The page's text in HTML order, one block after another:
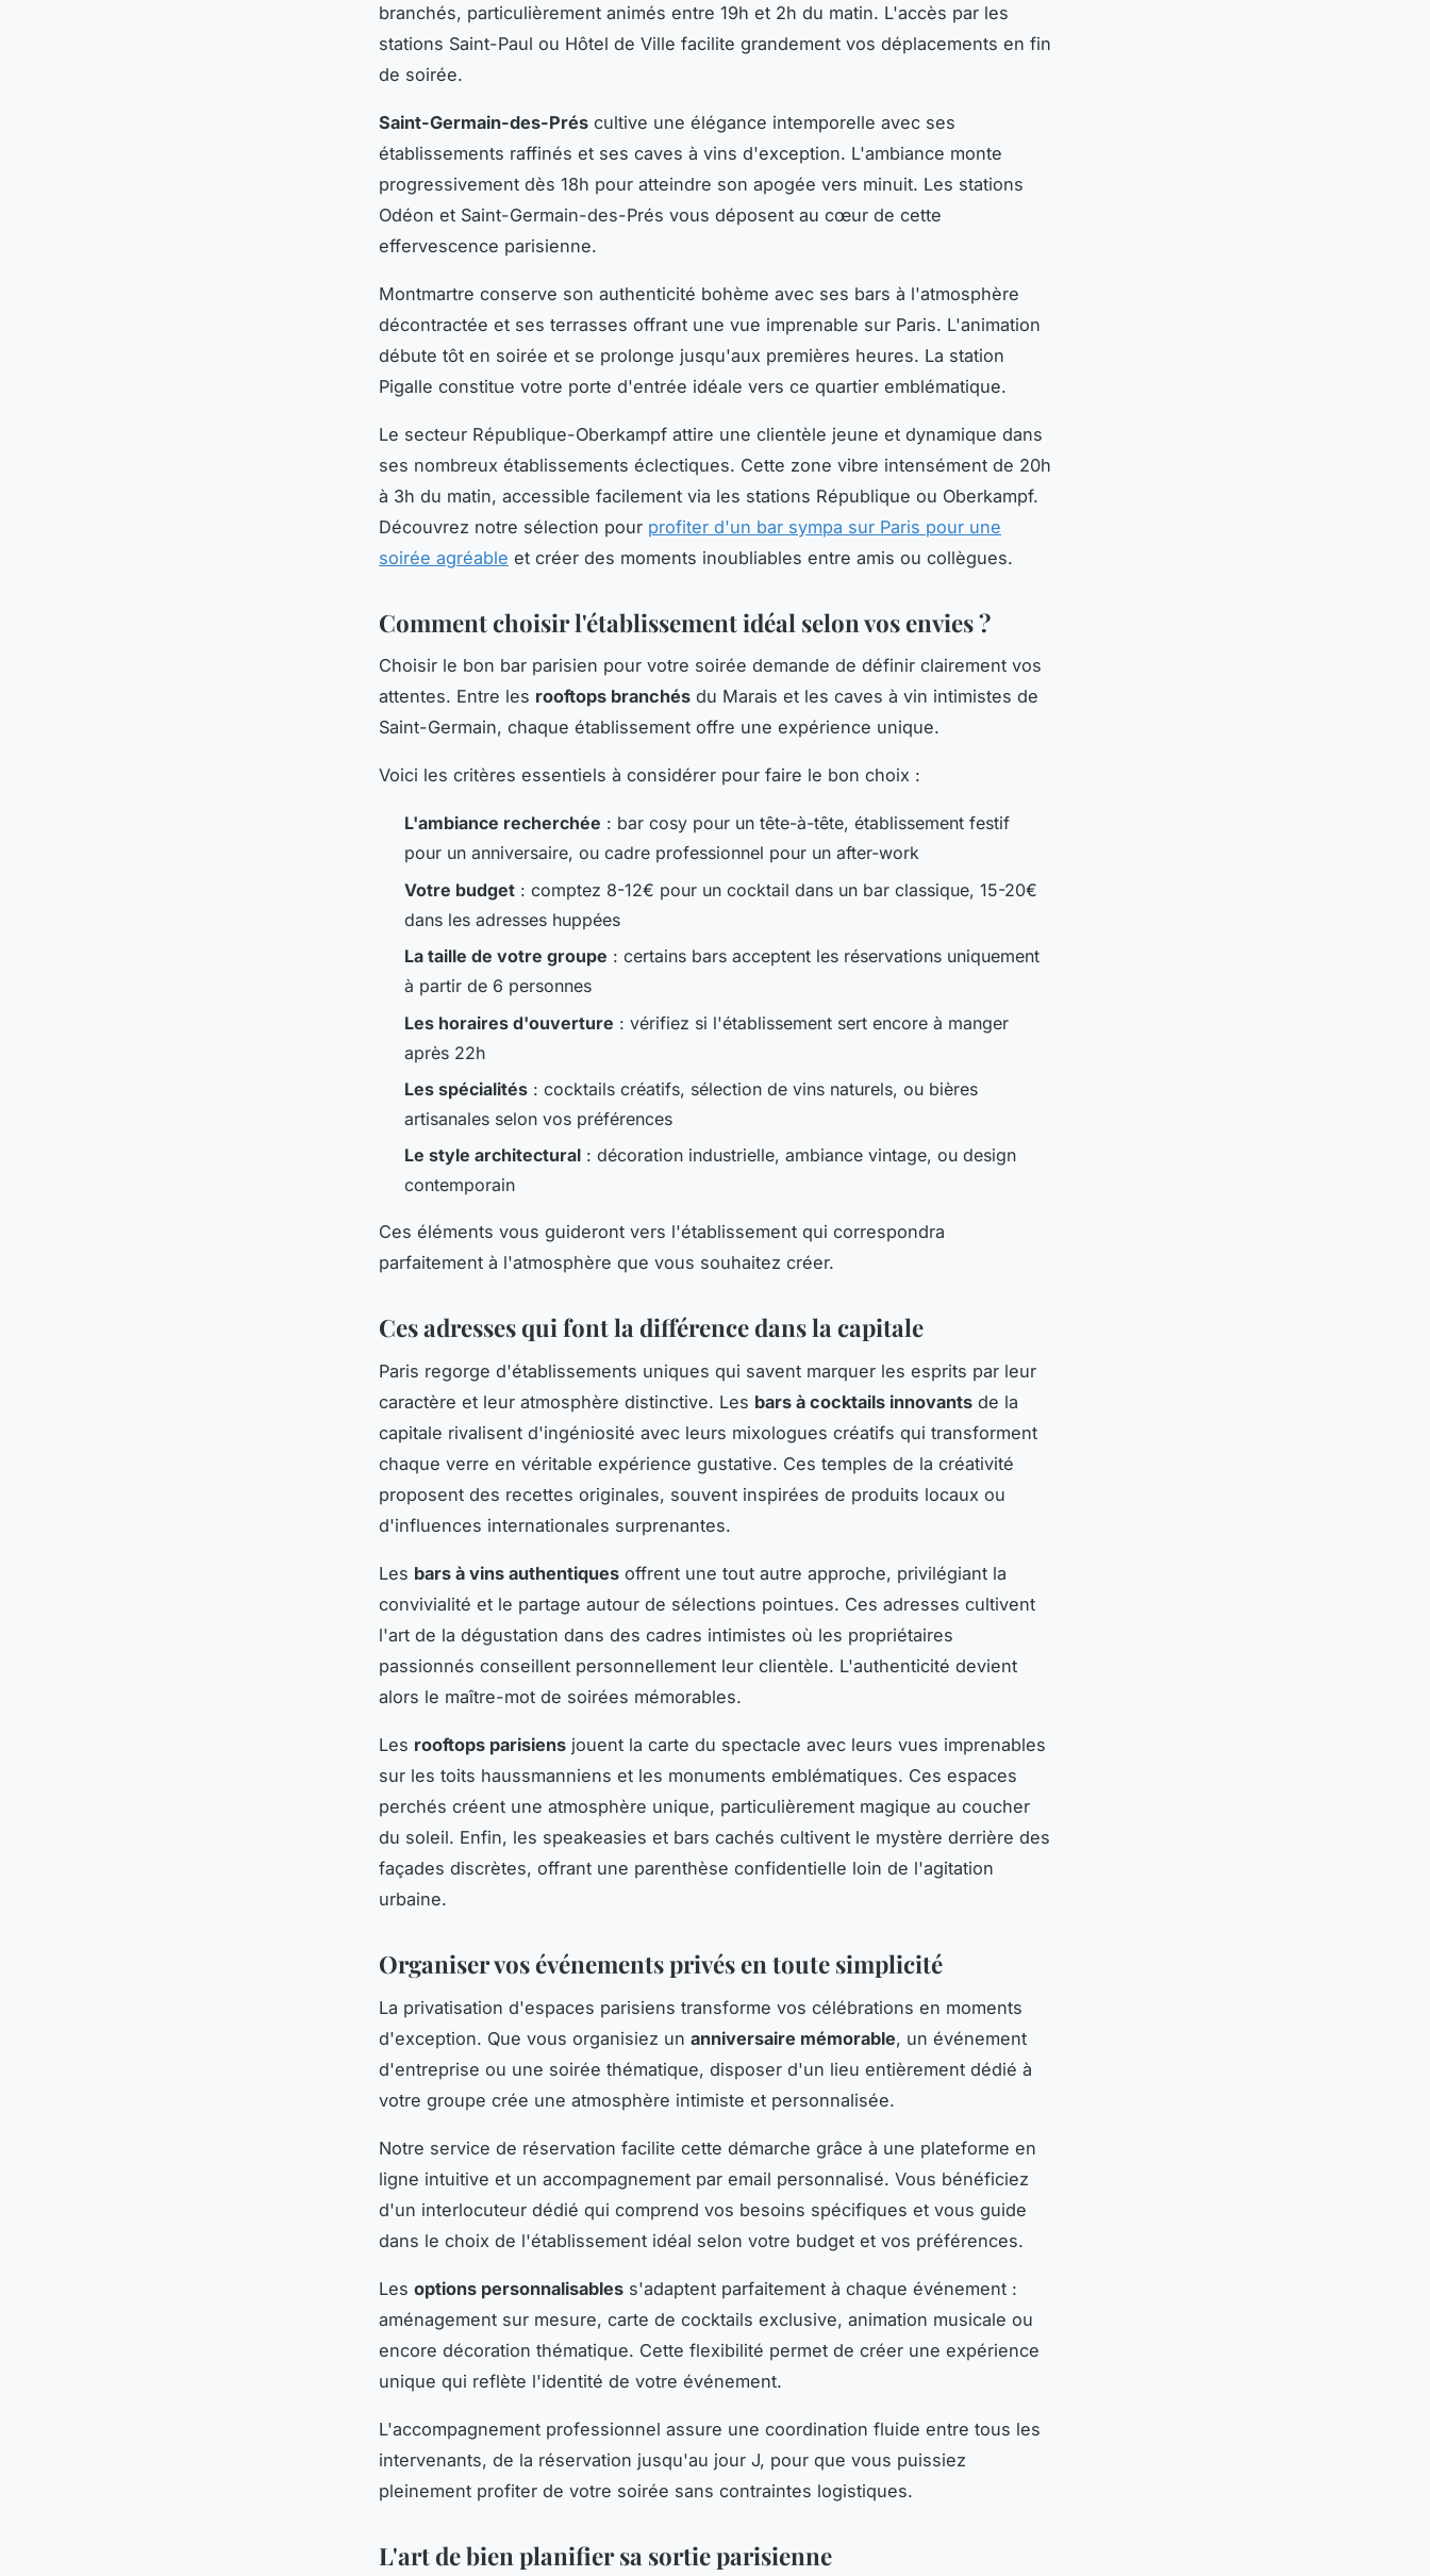
branchés, particulièrement animés entre 19h et 2h du matin. L'accès par les
stations Saint-Paul ou Hôtel de Ville facilite grandement vos déplacements en fin
de soirée.
Saint-Germain-des-Prés cultive une élégance intemporelle avec ses
établissements raffinés et ses caves à vins d'exception. L'ambiance monte
progressivement dès 18h pour atteindre son apogée vers minuit. Les stations
Odéon et Saint-Germain-des-Prés vous déposent au cœur de cette
effervescence parisienne.
Montmartre conserve son authenticité bohème avec ses bars à l'atmosphère
décontractée et ses terrasses offrant une vue imprenable sur Paris. L'animation
débute tôt en soirée et se prolonge jusqu'aux premières heures. La station
Pigalle constitue votre porte d'entrée idéale vers ce quartier emblématique.
Le secteur République-Oberkampf attire une clientèle jeune et dynamique dans
ses nombreux établissements éclectiques. Cette zone vibre intensément de 20h
à 3h du matin, accessible facilement via les stations République ou Oberkampf.
Découvrez notre sélection pour profiter d'un bar sympa sur Paris pour une
soirée agréable et créer des moments inoubliables entre amis ou collègues.
Comment choisir l'établissement idéal selon vos envies ?
Choisir le bon bar parisien pour votre soirée demande de définir clairement vos
attentes. Entre les rooftops branchés du Marais et les caves à vin intimistes de
Saint-Germain, chaque établissement offre une expérience unique.
Voici les critères essentiels à considérer pour faire le bon choix :
L'ambiance recherchée : bar cosy pour un tête-à-tête, établissement festif
pour un anniversaire, ou cadre professionnel pour un after-work
Votre budget : comptez 8-12€ pour un cocktail dans un bar classique, 15-20€
dans les adresses huppées
La taille de votre groupe : certains bars acceptent les réservations uniquement
à partir de 6 personnes
Les horaires d'ouverture : vérifiez si l'établissement sert encore à manger
après 22h
Les spécialités : cocktails créatifs, sélection de vins naturels, ou bières
artisanales selon vos préférences
Le style architectural : décoration industrielle, ambiance vintage, ou design
contemporain
Ces éléments vous guideront vers l'établissement qui correspondra
parfaitement à l'atmosphère que vous souhaitez créer.
Ces adresses qui font la différence dans la capitale
Paris regorge d'établissements uniques qui savent marquer les esprits par leur
caractère et leur atmosphère distinctive. Les bars à cocktails innovants de la
capitale rivalisent d'ingéniosité avec leurs mixologues créatifs qui transforment
chaque verre en véritable expérience gustative. Ces temples de la créativité
proposent des recettes originales, souvent inspirées de produits locaux ou
d'influences internationales surprenantes.
Les bars à vins authentiques offrent une tout autre approche, privilégiant la
convivialité et le partage autour de sélections pointues. Ces adresses cultivent
l'art de la dégustation dans des cadres intimistes où les propriétaires
passionnés conseillent personnellement leur clientèle. L'authenticité devient
alors le maître-mot de soirées mémorables.
Les rooftops parisiens jouent la carte du spectacle avec leurs vues imprenables
sur les toits haussmanniens et les monuments emblématiques. Ces espaces
perchés créent une atmosphère unique, particulièrement magique au coucher
du soleil. Enfin, les speakeasies et bars cachés cultivent le mystère derrière des
façades discrètes, offrant une parenthèse confidentielle loin de l'agitation
urbaine.
Organiser vos événements privés en toute simplicité
La privatisation d'espaces parisiens transforme vos célébrations en moments
d'exception. Que vous organisiez un anniversaire mémorable, un événement
d'entreprise ou une soirée thématique, disposer d'un lieu entièrement dédié à
votre groupe crée une atmosphère intimiste et personnalisée.
Notre service de réservation facilite cette démarche grâce à une plateforme en
ligne intuitive et un accompagnement par email personnalisé. Vous bénéficiez
d'un interlocuteur dédié qui comprend vos besoins spécifiques et vous guide
dans le choix de l'établissement idéal selon votre budget et vos préférences.
Les options personnalisables s'adaptent parfaitement à chaque événement :
aménagement sur mesure, carte de cocktails exclusive, animation musicale ou
encore décoration thématique. Cette flexibilité permet de créer une expérience
unique qui reflète l'identité de votre événement.
L'accompagnement professionnel assure une coordination fluide entre tous les
intervenants, de la réservation jusqu'au jour J, pour que vous puissiez
pleinement profiter de votre soirée sans contraintes logistiques.
L'art de bien planifier sa sortie parisienne